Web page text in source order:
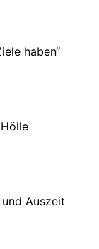
haben“
Auszeit